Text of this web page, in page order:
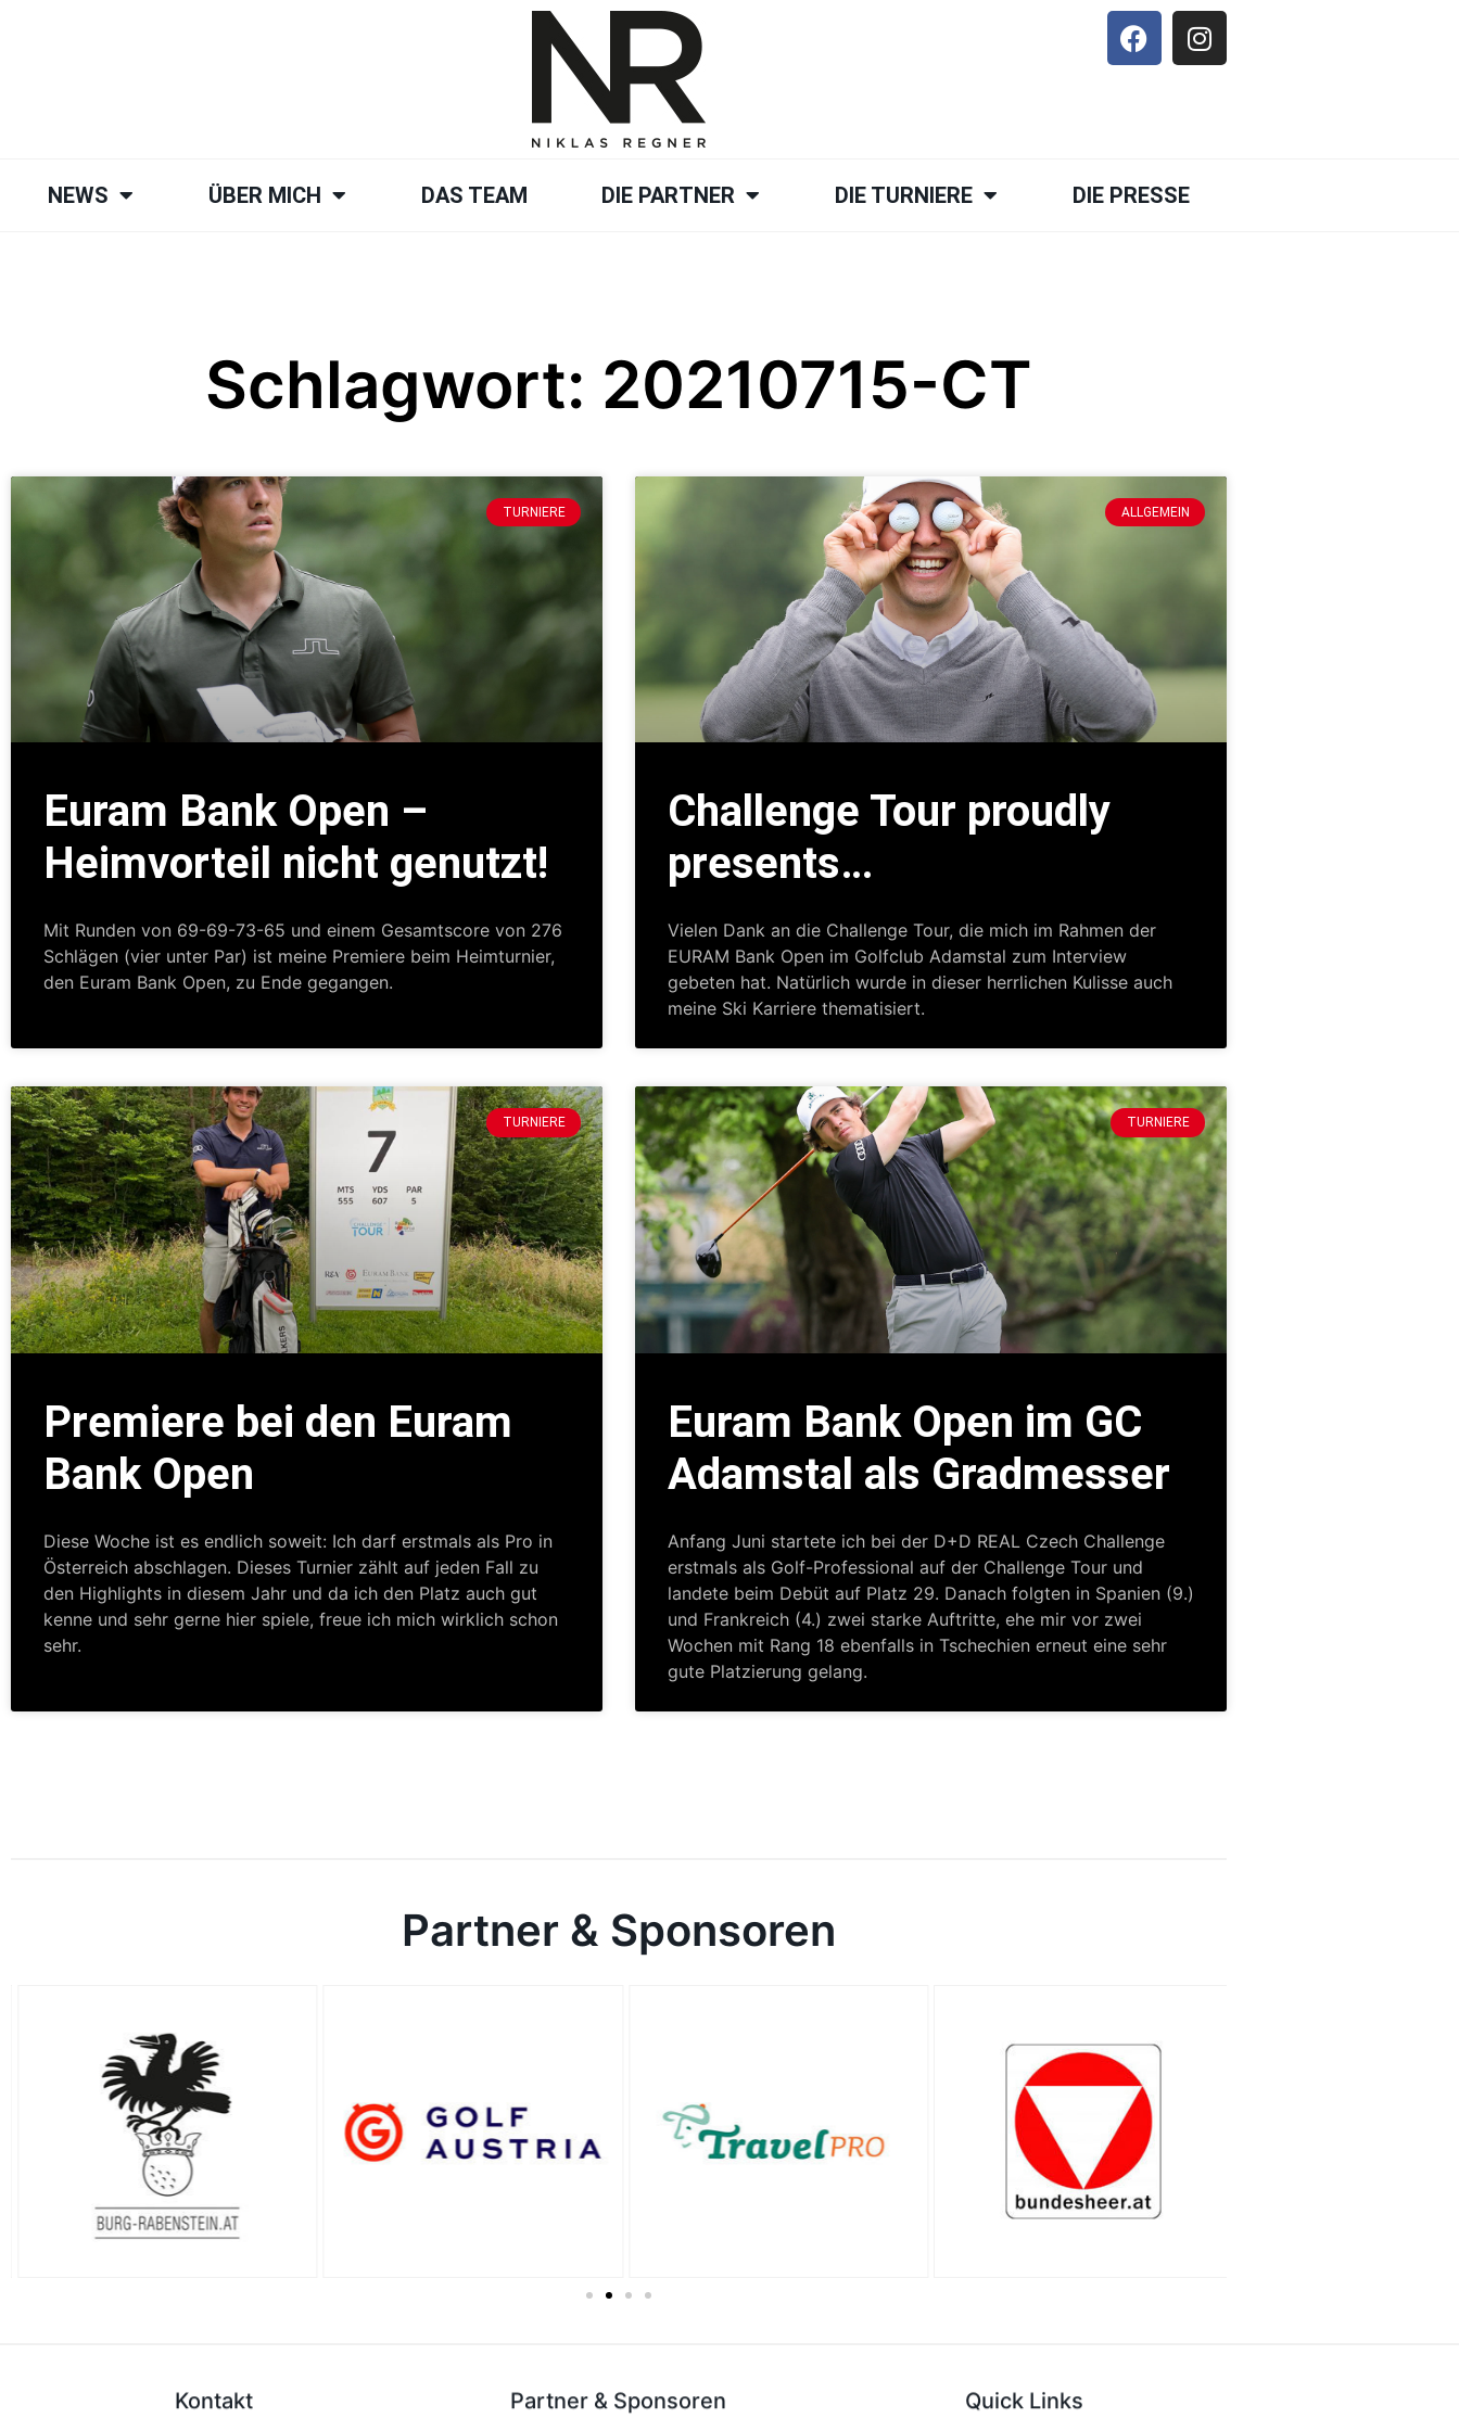
NEWS ÜBER MICH DAS TEAM DIE PARTNER DIE TURNIERE DIE PRESSE
Schlagwort: 20210715-CT
TURNIERE
Euram Bank Open –
Heimvorteil nicht genutzt!
Mit Runden von 69-69-73-65 und einem Gesamtscore von 276
Schlägen (vier unter Par) ist meine Premiere beim Heimturnier,
den Euram Bank Open, zu Ende gegangen.
ALLGEMEIN
Challenge Tour proudly
presents…
Vielen Dank an die Challenge Tour, die mich im Rahmen der
EURAM Bank Open im Golfclub Adamstal zum Interview
gebeten hat. Natürlich wurde in dieser herrlichen Kulisse auch
meine Ski Karriere thematisiert.
TURNIERE
Premiere bei den Euram
Bank Open
Diese Woche ist es endlich soweit: Ich darf erstmals als Pro in
Österreich abschlagen. Dieses Turnier zählt auf jeden Fall zu
den Highlights in diesem Jahr und da ich den Platz auch gut
kenne und sehr gerne hier spiele, freue ich mich wirklich schon
sehr.
TURNIERE
Euram Bank Open im GC
Adamstal als Gradmesser
Anfang Juni startete ich bei der D+D REAL Czech Challenge
erstmals als Golf-Professional auf der Challenge Tour und
landete beim Debüt auf Platz 29. Danach folgten in Spanien (9.)
und Frankreich (4.) zwei starke Auftritte, ehe mir vor zwei
Wochen mit Rang 18 ebenfalls in Tschechien erneut eine sehr
gute Platzierung gelang.
Partner & Sponsoren
Kontakt Partner & Sponsoren Quick Links